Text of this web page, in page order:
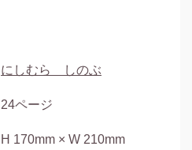
にしむら しのぶ
24ページ
H 170mm × W 210mm